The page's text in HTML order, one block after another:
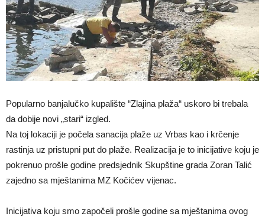
Popularno banjalučko kupalište “Zlajina plaža“ uskoro bi trebala
da dobije novi „stari“ izgled.
Na toj lokaciji je počela sanacija plaže uz Vrbas kao i krčenje
rastinja uz pristupni put do plaže. Realizacija je to inicijative koju je
pokrenuo prošle godine predsjednik Skupštine grada Zoran Talić
zajedno sa mještanima MZ Kočićev vijenac.
Inicijativa koju smo započeli prošle godine sa mještanima ovog